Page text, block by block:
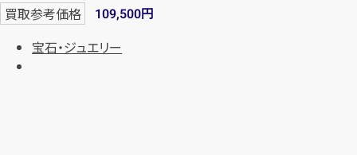
買取参考価格 109,500円
宝石・ジュエリー